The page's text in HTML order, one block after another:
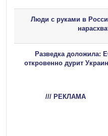
Люди с руками в
Разведка доложила:
откровенно дурит
/// РЕКЛАМА